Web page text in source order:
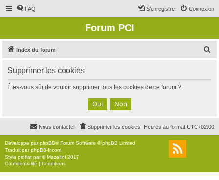
FAQ Connexion
S’enregistrer
Forum PCI
Index du forum
c
Supprimer les cookies
Êtes-vous sûr de vouloir supprimer tous les cookies de ce forum ?
Heures au format UTC+02:00
Supprimer les cookies
Nous contacter
Développé parphpBB® Forum Software © phpBB Limited
Traduit parphpBB-fr.com
Style proflat par ©Mazeltof 2017
Confidentialité | Conditions